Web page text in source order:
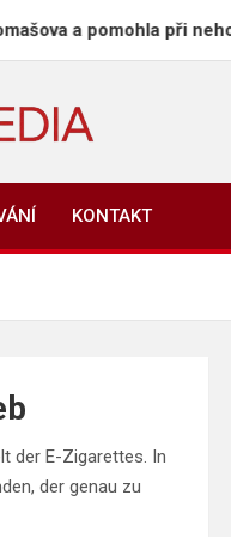
a pomohla při nehodě,
KONTAKT
der E-Zigarettes. In
der genau zu